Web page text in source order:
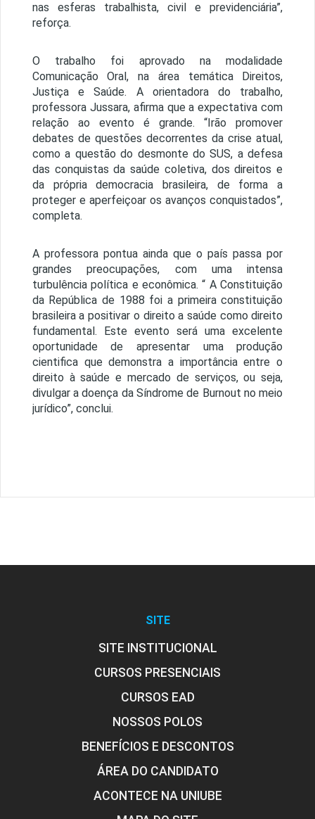
nas esferas trabalhista, civil e previdenciária”,
reforça.
O trabalho foi aprovado na modalidade
Comunicação Oral, na área temática Direitos,
Justiça e Saúde. A orientadora do trabalho,
professora Jussara, afirma que a expectativa com
relação ao evento é grande. “Irão promover
debates de questões decorrentes da crise atual,
como a questão do desmonte do SUS, a defesa
das conquistas da saúde coletiva, dos direitos e
da própria democracia brasileira, de forma a
proteger e aperfeiçoar os avanços conquistados”,
completa.
A professora pontua ainda que o país passa por
grandes preocupações, com uma intensa
turbulência política e econômica. “ A Constituição
da República de 1988 foi a primeira constituição
brasileira a positivar o direito a saúde como direito
fundamental. Este evento será uma excelente
oportunidade de apresentar uma produção
cientifica que demonstra a importância entre o
direito à saúde e mercado de serviços, ou seja,
divulgar a doença da Síndrome de Burnout no meio
jurídico”, conclui.
SITE
SITE INSTITUCIONAL
CURSOS PRESENCIAIS
CURSOS EAD
NOSSOS POLOS
BENEFÍCIOS E DESCONTOS
ÁREA DO CANDIDATO
ACONTECE NA UNIUBE